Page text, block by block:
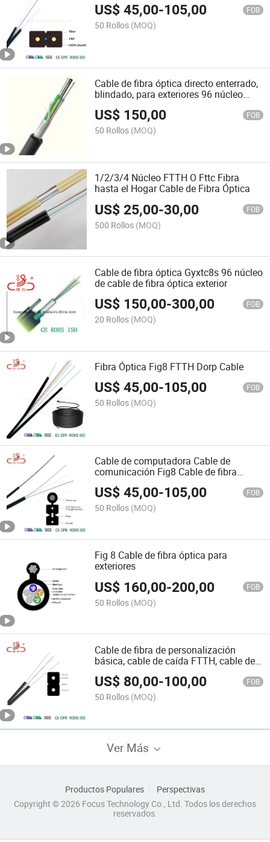
US$45,00-105,00 FOB
50 Rollos (MOQ)
Cable de fibra óptica directo enterrado,
blindado, para exteriores 96 núcleo
US$ 150,00 FOB
50 Rollos (MOQ)
1/2/3/4 Núcleo FTTH O Fttc Fibra
hasta el Hogar Cable de Fibra Óptica
US$25,00-30,00 FOB
500 Rollos (MOQ)
Cable de fibra óptica Gyxtc8s 96 núcleo
de cable de fibra óptica exterior
US$ 150,00-300,00 FOB
20 Rollos (MOQ)
Fibra Óptica Fig8 FTTH Dorp Cable
US$45,00-105,00 FOB
50 Rollos (MOQ)
Cable de computadora Cable de
comunicación Fig8 Cable de fibra
óptica FTTH Dorp Wire
US$45,00-105,00 FOB
50 Rollos (MOQ)
Fig 8 Cable de fibra óptica para
exteriores
US$ 160,00-200,00 FOB
50 Rollos (MOQ)
Cable de fibra de personalización
básica, cable de caída FTTH, cable de
computadora, cable de caída
US$ 80,00-100,00 FOB
50 Rollos (MOQ)
Ver Más
Productos Populares
Perspectivas
Copyright © 2026 Focus Technology Co., Ltd. Todos los derechos
reservados.